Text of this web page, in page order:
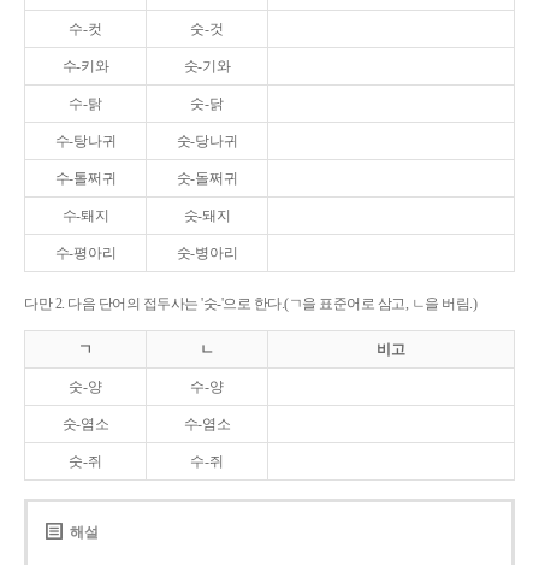
수-컷 숫-것
수-키와 숫-기와
수-탉 숫-닭
수-탕나귀 숫-당나귀
수-톨쩌귀 숫-돌쩌귀
수-퇘지 숫-돼지
수-평아리 숫-병아리
다만 2. 다음 단어의 접두사는 '숫-'으로 한다.(ㄱ을 표준어로 삼고, ㄴ을 버림.)
ㄱ ㄴ 비고
숫-양 수-양
숫-염소 수-염소
숫-쥐 수-쥐
해설